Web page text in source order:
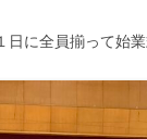
日に全員揃って始